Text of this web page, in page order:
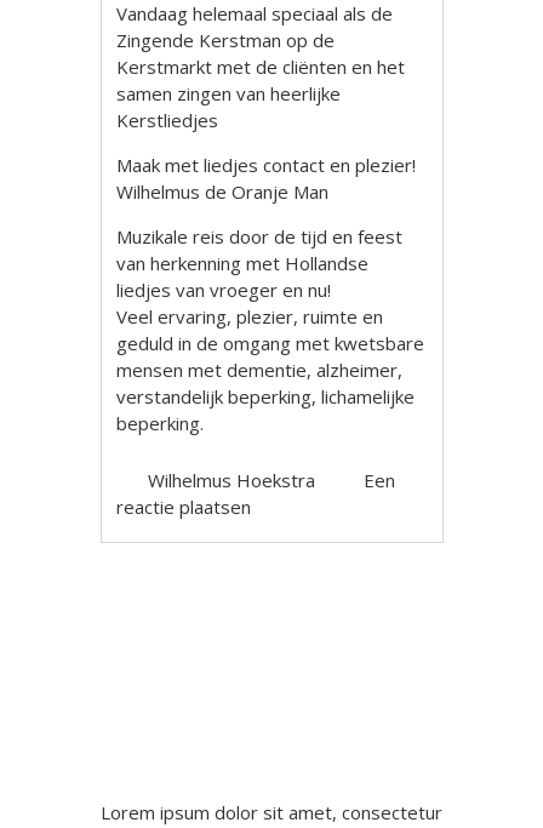
Vandaag helemaal speciaal als de
Zingende Kerstman op de
Kerstmarkt met de cliënten en het
samen zingen van heerlijke
Kerstliedjes
Maak met liedjes contact en plezier!
Wilhelmus de Oranje Man
Muzikale reis door de tijd en feest
van herkenning met Hollandse
liedjes van vroeger en nu!
Veel ervaring, plezier, ruimte en
geduld in de omgang met kwetsbare
mensen met dementie, alzheimer,
verstandelijk beperking, lichamelijke
beperking.
Wilhelmus Hoekstra
Een
reactie plaatsen
Lorem ipsum dolor sit amet, consectetur